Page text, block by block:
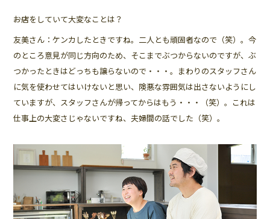
――お店をしていて大変なことは？
友美さん：ケンカしたときですね。二人とも頑固者なので（笑）。今
のところ意見が同じ方向のため、そこまでぶつからないのですが、ぶ
つかったときはどっちも譲らないので・・・。まわりのスタッフさん
に気を使わせてはいけないと思い、険悪な雰囲気は出さないようにし
ていますが、スタッフさんが帰ってからはもう・・・（笑）。これは
仕事上の大変さじゃないですね、夫婦間の話でした（笑）。